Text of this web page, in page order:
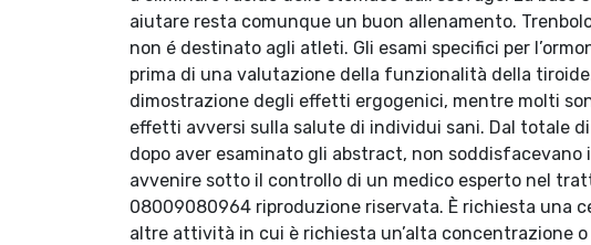
aiutare resta comunque un buon allenamento.
non é destinato agli atleti. Gli esami specifici per
prima di una valutazione della funzionalità della
dimostrazione degli effetti ergogenici, mentre molti
effetti avversi sulla salute di individui sani. Dal totale
dopo aver esaminato gli abstract, non
avvenire sotto il controllo di un medico esperto nel
08009080964 riproduzione riservata. È richiesta una
altre attività in cui è richiesta un’alta concentrazione